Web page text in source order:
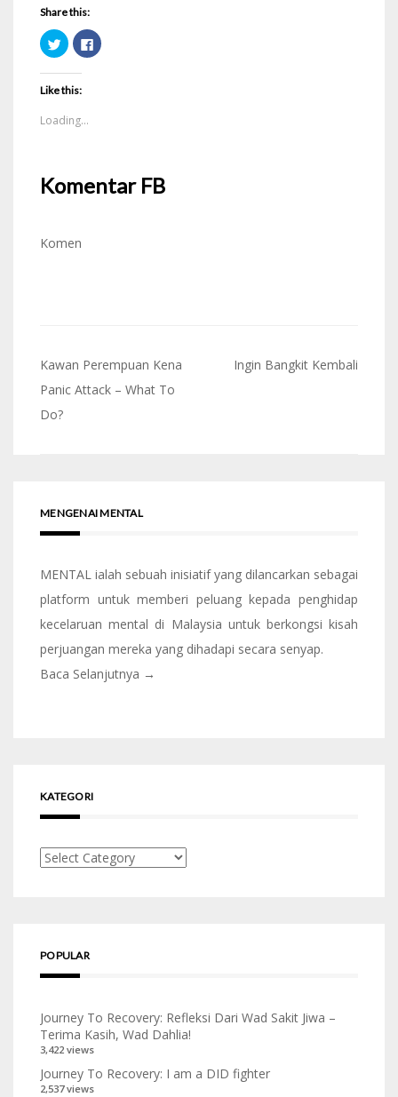
Share this:
Click
to
share
on
Twitter
(Opens
new
window)
Click
to
Like this:
Loading...
Komentar FB
Komen
Post
navigation
Kawan Perempuan Kena
Panic Attack – What To
Do?
Ingin Bangkit Kembali
MENGENAI MENTAL
MENTAL ialah sebuah inisiatif yang dilancarkan sebagai
platform untuk memberi peluang kepada penghidap
kecelaruan mental di Malaysia untuk berkongsi kisah
perjuangan mereka yang dihadapi secara senyap.
Baca Selanjutnya →
KATEGORI
Kategori
POPULAR
Journey To Recovery: Refleksi Dari Wad Sakit Jiwa –
Terima Kasih, Wad Dahlia!
3,422 views
Journey To Recovery: I am a DID fighter
2,537 views